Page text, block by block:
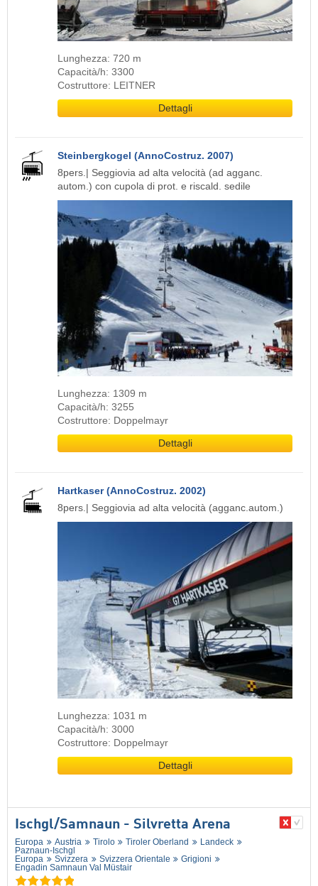
Lunghezza: 720 m
Capacità/h: 3300
Costruttore: LEITNER
Dettagli
Steinbergkogel (AnnoCostruz. 2007)
8pers.| Seggiovia ad alta velocità (ad agganc.
autom.) con cupola di prot. e riscald. sedile
Lunghezza: 1309 m
Capacità/h: 3255
Costruttore: Doppelmayr
Dettagli
Hartkaser (AnnoCostruz. 2002)
8pers.| Seggiovia ad alta velocità (agganc.autom.)
Lunghezza: 1031 m
Capacità/h: 3000
Costruttore: Doppelmayr
Dettagli
Ischgl/​Samnaun - Silvretta Arena
Europa Austria Tirolo Tiroler Oberland
Landeck
Paznaun-Ischgl
Europa
Svizzera Svizzera Orientale
Grigioni
Engadin Samnaun Val Müstair